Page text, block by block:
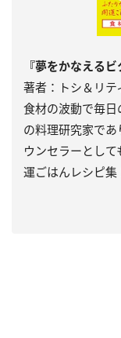
『夢をかなえる
著者：トシ＆リテ
食材の波動で毎
の料理研究家で
ウンセラーとし
運ごはんレシピ集